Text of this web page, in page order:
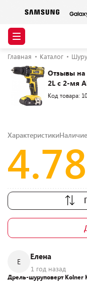
Главная Каталог
Отзывы на
2L с 2-мя
Код товара:
Характеристики
4.78
Е
Елена
1 год назад
Дрель-шуруповерт Kolner